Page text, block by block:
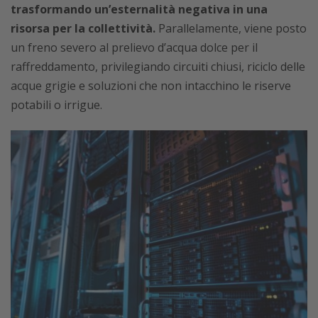
trasformando un’esternalità negativa in una
risorsa per la collettività. Parallelamente, viene posto
un freno severo al prelievo d’acqua dolce per il
raffreddamento, privilegiando circuiti chiusi, riciclo delle
acque grigie e soluzioni che non intacchino le riserve
potabili o irrigue.